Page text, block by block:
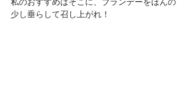
少し垂らして召し上がれ！